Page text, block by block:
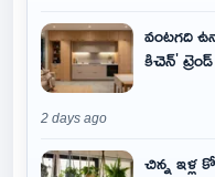
వంటగది
కిచెన్' ట్రెండ్
2 days ago
చిన్న